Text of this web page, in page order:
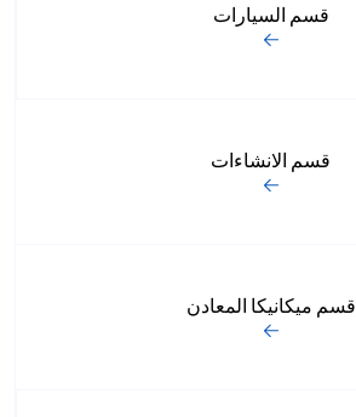
قسم السيارات
قسم الانشاءات
قسم ميكانيكا المعادن